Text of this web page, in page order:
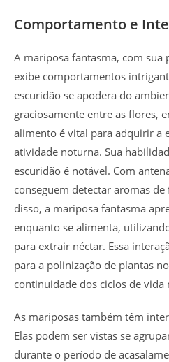
Comportamento e
A mariposa fantasma, com sua
exibe comportamentos
escuridão se apodera do
graciosamente entre as flores,
alimento é vital para adquirir a
atividade noturna. Sua
escuridão é notável. Com
conseguem detectar aromas
disso, a mariposa fantasma
enquanto se alimenta,
para extrair néctar. Essa
para a polinização de plantas
continuidade dos ciclos de vida
As mariposas também têm
Elas podem ser vistas se
durante o período de